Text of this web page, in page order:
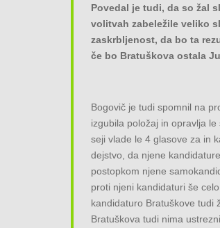
Povedal je tudi, da so žal
volitvah zabeležile veliko
zaskrbljenost, da bo ta
če bo Bratuškova ostala
Bogovič je tudi spomnil na
izgubila položaj in opravlja
seji vlade le 4 glasove za in
dejstvo, da njene
postopkom njene
proti njeni kandidaturi še
kandidaturo Bratuškove tudi
Bratuškova tudi nima